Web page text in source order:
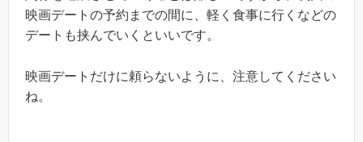
映画デートの予約までの間に、軽く食事に行くなどの
デートも挟んでいくといいです。
映画デートだけに頼らないように、注意してください
ね。